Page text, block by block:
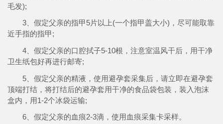
毛发);
3、假定父亲的指甲5片以上(一个指甲盖大小)，尽可能取靠
近手指的指甲;
4、假定父亲的口腔拭子5-10根，注意室温风干后，用干净
卫生纸包好再进行邮寄;
5、假定父亲的精液，使用避孕套采集后，请立即在避孕套
顶端打结，将打结后的避孕套用干净的食品袋包装，装入泡沫
盒内，用1-2个冰袋运输;
6、假定父亲的血痕2-3滴，使用血痕采集卡采样。